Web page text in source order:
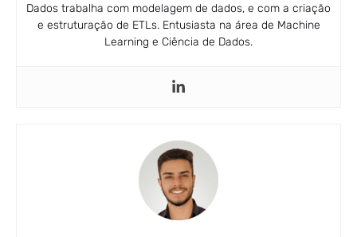
Dados trabalha com modelagem de dados, e com a criação
e estruturação de ETLs. Entusiasta na área de Machine
Learning e Ciência de Dados.